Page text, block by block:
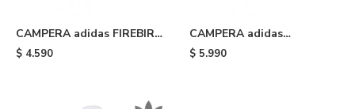
CAMPERA adidas FIREBIRD
- Light Blue
$ 4.590
CAMPERA adidas
TYSHAWN - Blue
$ 5.990